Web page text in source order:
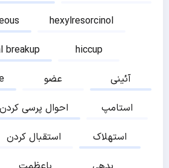
hexylresorcinol
breakup
hiccup
عضو
آئینی
احوال پرسی کردن
استامپ
استقبال کردن
استهلاک